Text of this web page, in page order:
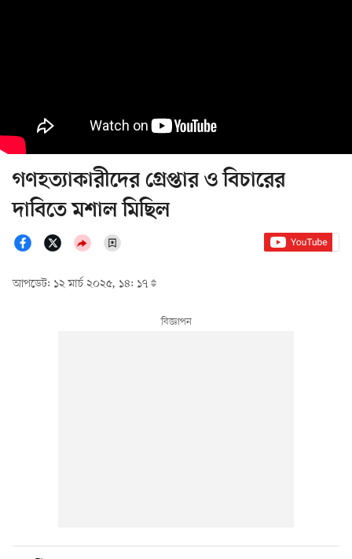
গণহত্যাকারীদের গ্রেপ্তার ও বিচারের
দাবিতে মশাল মিছিল
আপডেট: ১২ মার্চ ২০২৫, ১৪: ১৭